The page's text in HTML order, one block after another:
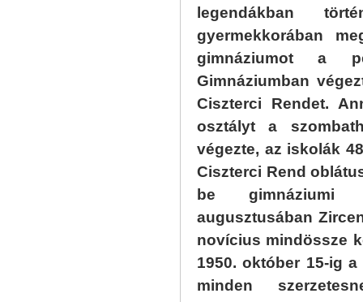
legendákban
gyermekkorában
gimnáziumot a
Gimnáziumban
Ciszterci Rendet.
osztályt a
végezte, az iskolák
Ciszterci Rend
be gimnáziumi
augusztusában
novícius mindössze
1950. október 15-ig
minden